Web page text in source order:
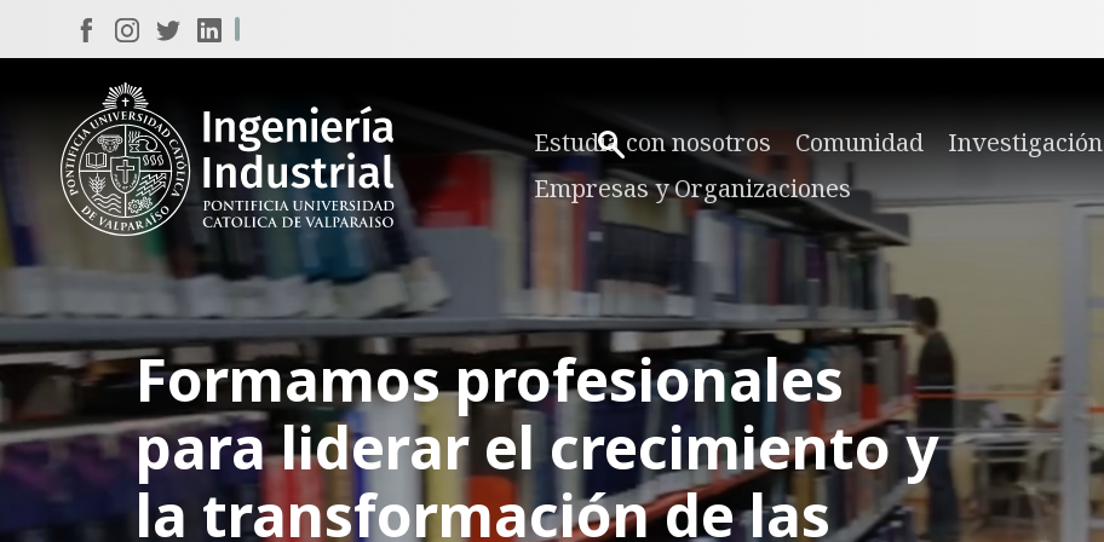
Estudia con nosotros Comunidad Investigación
Empresas y Organizaciones
Formamos profesionales
para liderar el crecimiento y
la transformación de las